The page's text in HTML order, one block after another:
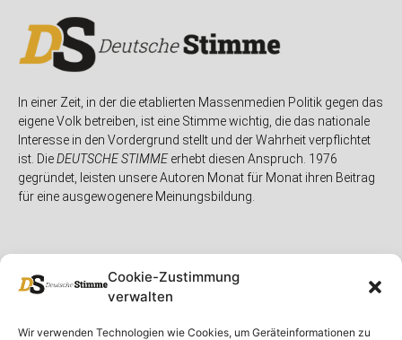
Cookie-Zustimmung
verwalten
Wir verwenden Technologien wie Cookies, um Geräteinformationen zu
In einer Zeit, in der die etablierten Massenmedien Politik gegen das
eigene Volk betreiben, ist eine Stimme wichtig, die das nationale
Interesse in den Vordergrund stellt und der Wahrheit verpflichtet
ist. DieDEUTSCHE STIMMEerhebt diesen Anspruch. 1976
gegründet, leisten unsere Autoren Monat für Monat ihren Beitrag
für eine ausgewogenere Meinungsbildung.
Unser MagazinRubriken Rechtliches